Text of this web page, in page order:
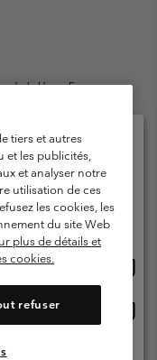
de la Haye, Espace
Impressum
tiers et autres
et les publicités,
et analyser notre
utilisation de ces
les cookies, les
du site Web
plus de détails et
cookies.
refuser
d’expédition et
ligne